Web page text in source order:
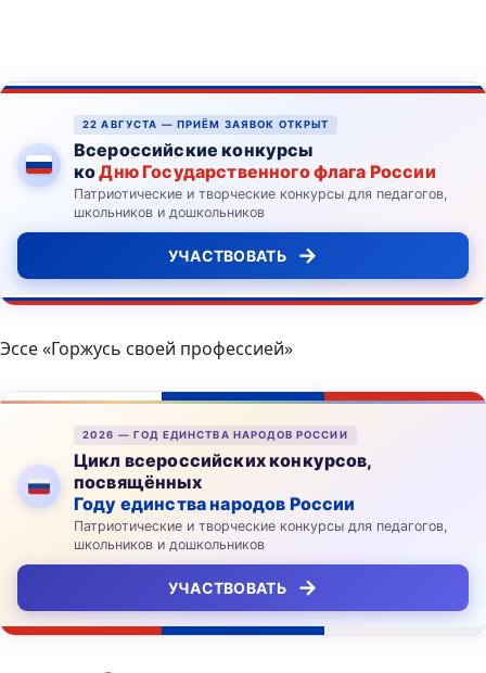
22 АВГУСТА — ПРИЁМ ЗАЯВОК ОТКРЫТ
Всероссийские конкурсы
коДню Государственного флага России
Патриотические и творческие конкурсы для педагогов,
школьников и дошкольников
УЧАСТВОВАТЬ →
Эссе «Горжусь своей профессией»
2026 — ГОД ЕДИНСТВА НАРОДОВ РОССИИ
Цикл всероссийских конкурсов,
посвящённых
Году единства народов России
Патриотические и творческие конкурсы для педагогов,
школьников и дошкольников
УЧАСТВОВАТЬ →